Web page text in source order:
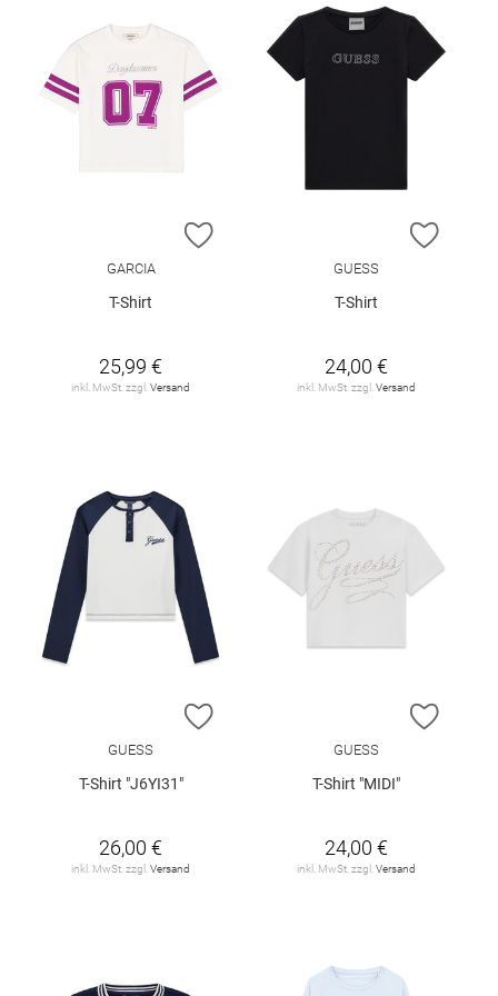
ZUR WUNSCHLISTE HINZUFÜGEN
GARCIA
T-Shirt
25,99 €
inkl. MwSt. zzgl. Versand
ZUR
GUESS
T-Shirt
24,00 €
inkl. MwSt. zzgl. Versand
ZUR WUNSCHLISTE HINZUFÜGEN
GUESS
T-Shirt "J6YI31"
26,00 €
inkl. MwSt. zzgl. Versand
ZUR
GUESS
T-Shirt "MIDI"
24,00 €
inkl. MwSt. zzgl. Versand